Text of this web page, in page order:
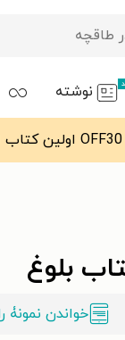
نوشته
بلوغ
خواندن نمونۀ